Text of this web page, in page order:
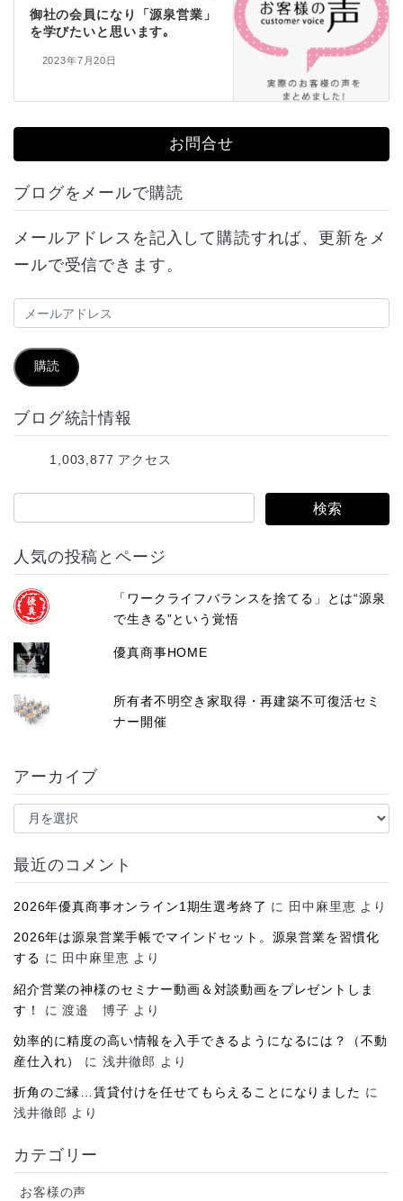
御社の会員になり「源泉営業」
を学びたいと思います｡
2023年7月20日
お問合せ
ブログをメールで購読
メールアドレスを記入して購読すれば、更新をメ
ールで受信できます。
メ
ル
ア
ド
購読
ブログ統計情報
1,003,877 アクセス
人気の投稿とページ
「ワークライフバランスを捨てる」とは“源泉
で生きる”という覚悟
優真商事HOME
所有者不明空き家取得・再建築不可復活セミ
ナー開催
アーカイブ
ア
イ
最近のコメント
2026年優真商事オンライン1期生選考終了 に 田中麻里恵 より
2026年は源泉営業手帳でマインドセット。源泉営業を習慣化
する に 田中麻里恵 より
紹介営業の神様のセミナー動画＆対談動画をプレゼントしま
す！
に渡邉 博子 より
効率的に精度の高い情報を入手できるようになるには？（不動
産仕入れ）
に 浅井徹郎 より
折角のご縁…賃貸付けを任せてもらえることになりました に
浅井徹郎 より
カテゴリー
お客様の声